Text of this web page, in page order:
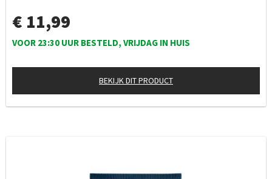
€ 11,99
VOOR 23:30 UUR BESTELD, VRIJDAG IN HUIS
BEKIJK DIT PRODUCT